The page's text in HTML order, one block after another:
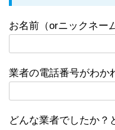
お名前（orニックネー
業者の電話番号がわか
どんな業者でしたか？